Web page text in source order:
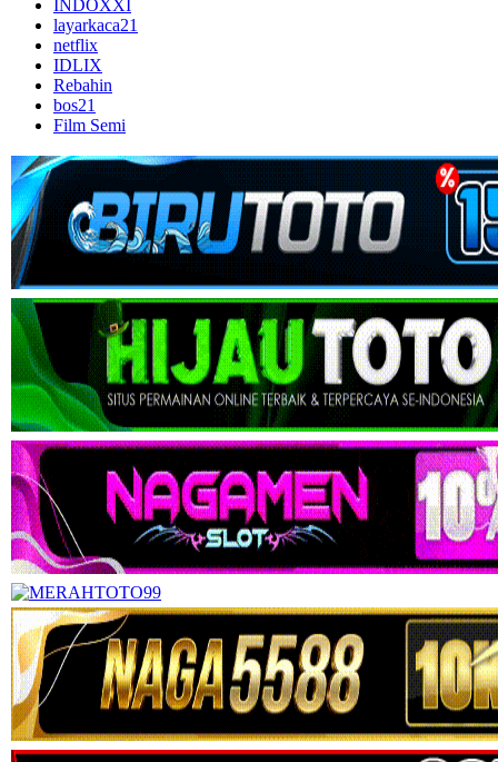
INDOXXI
layarkaca21
netflix
IDLIX
Rebahin
bos21
Film Semi